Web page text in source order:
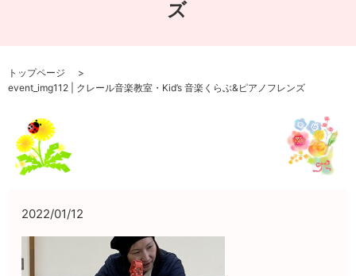
ズ
トップページ
event_img112 | クレール音楽教室・Kid’s 音楽くらぶ&ピアノフレンズ
2022/01/12